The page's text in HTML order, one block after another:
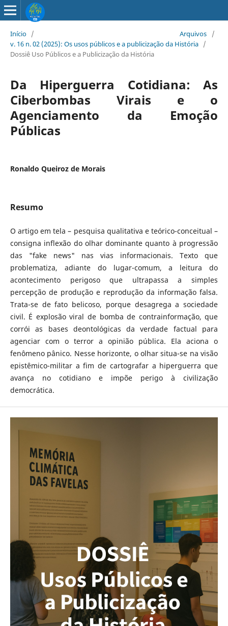
Início / Arquivos
/
v. 16 n. 02 (2025): Os usos públicos e a publicização da História /
Dossiê Uso Públicos e a Publicização da História
Da Hiperguerra Cotidiana: As
Ciberbombas Virais e o
Agenciamento da Emoção
Públicas
Ronaldo Queiroz de Morais
Resumo
O artigo em tela – pesquisa qualitativa e teórico-conceitual –
consigna inflexão do olhar dominante quanto à progressão
das "fake news" nas vias informacionais. Texto que
problematiza, adiante do lugar-comum, a leitura do
acontecimento perigoso que ultrapassa a simples
percepção de produção e reprodução da informação falsa.
Trata-se de fato belicoso, porque desagrega a sociedade
civil. É explosão viral de bomba de contrainformação, que
corrói as bases deontológicas da verdade factual para
agenciar com o terror a opinião pública. Ela aciona o
fenômeno pânico. Nesse horizonte, o olhar situa-se na visão
epistêmico-militar a fim de cartografar a hiperguerra que
avança no cotidiano e impõe perigo à civilização
democrática.